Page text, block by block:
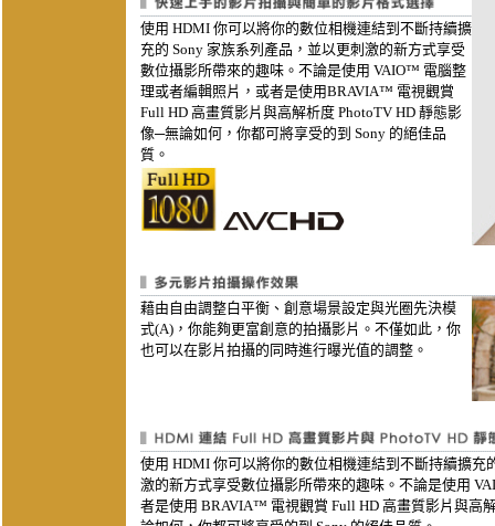
使用 HDMI 你可以將你的數位相機連結到不斷持續擴
充的 Sony 家族系列產品，並以更刺激的新方式享受
數位攝影所帶來的趣味。不論是使用 VAIO™ 電腦整
理或者編輯照片，或者是使用BRAVIA™ 電視觀賞
Full HD 高畫質影片與高解析度 PhotoTV HD 靜態影
像─無論如何，你都可將享受的到 Sony 的絕佳品
質。
藉由自由調整白平衡、創意場景設定與光圈先決模
式(A)，你能夠更富創意的拍攝影片。不僅如此，你
也可以在影片拍攝的同時進行曝光值的調整。
使用 HDMI 你可以將你的數位相機連結到不斷持續擴充
激的新方式享受數位攝影所帶來的趣味。不論是使用
者是使用 BRAVIA™ 電視觀賞 Full HD 高畫質影片與高